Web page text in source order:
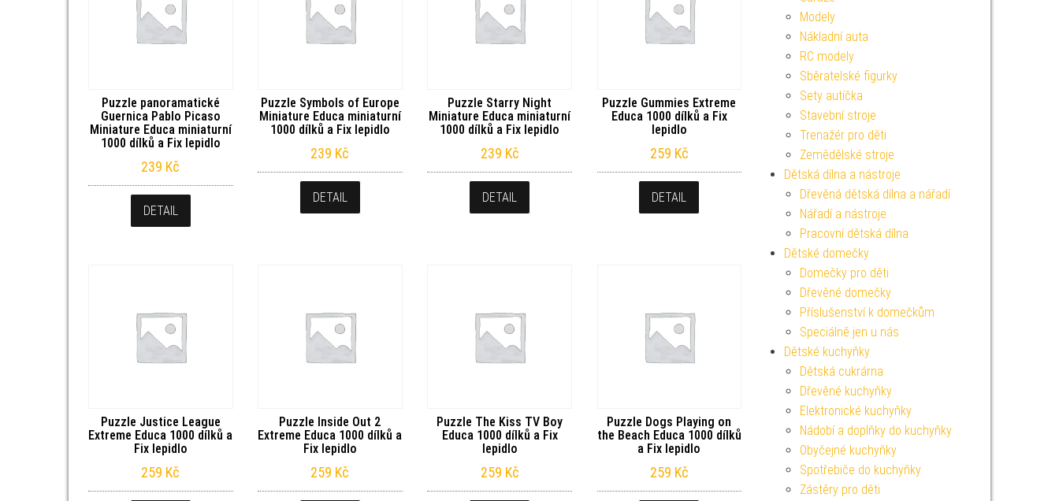
Puzzle panoramatické
Guernica Pablo Picaso
Miniature Educa miniaturní
1000 dílků a Fix lepidlo
239 Kč
DETAIL
Puzzle Symbols of Europe
Miniature Educa miniaturní
1000 dílků a Fix lepidlo
239 Kč
DETAIL
Puzzle Starry Night
Miniature Educa miniaturní
1000 dílků a Fix lepidlo
239 Kč
DETAIL
Puzzle Gummies Extreme
Educa 1000 dílků a Fix
lepidlo
259 Kč
DETAIL
Puzzle Justice League
Extreme Educa 1000 dílků a
Fix lepidlo
259 Kč
Puzzle Inside Out 2
Extreme Educa 1000 dílků a
Fix lepidlo
259 Kč
Puzzle The Kiss TV Boy
Educa 1000 dílků a Fix
lepidlo
259 Kč
Puzzle Dogs Playing on
the Beach Educa 1000 dílků
a Fix lepidlo
259 Kč
Modely
Nákladní auta
RC modely
Sběratelské figurky
Sety autíčka
Stavební stroje
Trenažér pro děti
Zemědělské stroje
Dětská dílna a nástroje
Dřevěná dětská dílna a nářadí
Nářadí a nástroje
Pracovní dětská dílna
Dětské domečky
Domečky pro děti
Dřevěné domečky
Příslušenství k domečkům
Speciálně jen u nás
Dětské kuchyňky
Dětská cukrárna
Dřevěné kuchyňky
Elektronické kuchyňky
Nádobí a doplňky do kuchyňky
Obyčejné kuchyňky
Spotřebiče do kuchyňky
Zástěry pro děti